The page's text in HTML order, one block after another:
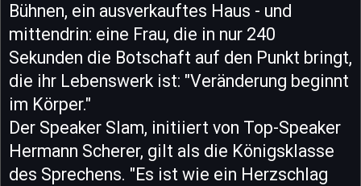
Bühnen, ein ausverkauftes Haus - und
mittendrin: eine Frau, die in nur 240
Sekunden die Botschaft auf den Punkt bringt,
die ihr Lebenswerk ist: "Veränderung beginnt
im Körper."
Der Speaker Slam, initiiert von Top-Speaker
Hermann Scherer, gilt als die Königsklasse
des Sprechens. "Es ist wie ein Herzschlag